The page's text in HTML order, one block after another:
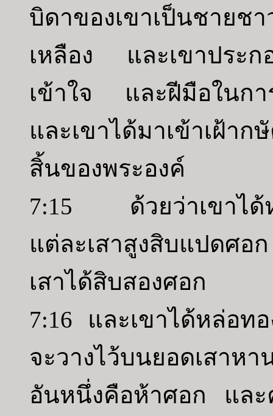
บิดาของเขาเป็นชาย
เหลือง และเขาประ
เข้าใจ และฝีมือในกา
และเขาได้มาเข้าเฝ้า
สิ้นของพระองค์
7:15 ด้วยว่าเขาได้ห
แต่ละเสาสูงสิบแปดศ
เสาได้สิบสองศอก
7:16 และเขาได้หล่อท
จะวางไว้บนยอดเสาห
อันหนึ่งคือห้าศอก และ